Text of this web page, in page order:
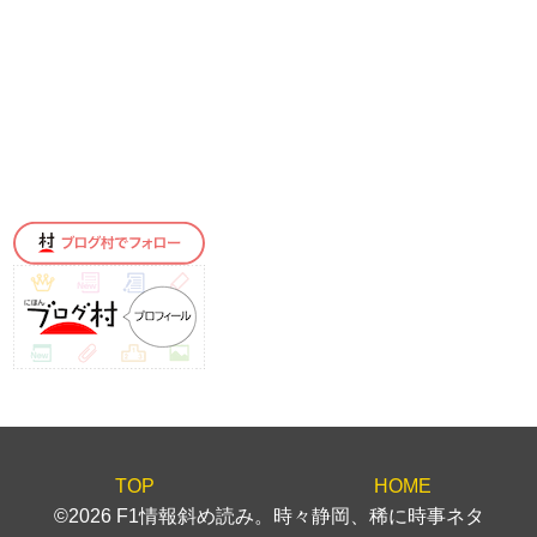
TOP
HOME
©2026 F1情報斜め読み。時々静岡、稀に時事ネタ